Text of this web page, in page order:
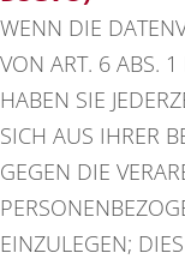
WENN DIE
VON ART. 6 ABS. 1
HABEN SIE
SICH AUS IHRER
GEGEN DIE
EINZULEGEN;